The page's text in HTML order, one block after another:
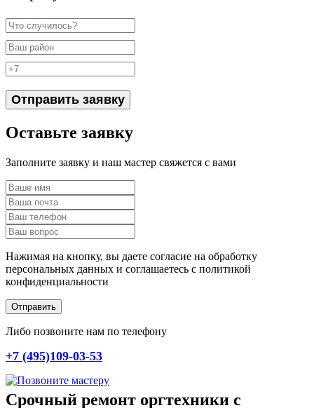
Отправить заявку
Оставьте заявку
Заполните заявку и наш мастер свяжется с вами
Нажимая на кнопку, вы даете согласие на обработку
персональных данных и соглашаетесь c политикой
конфиденциальности
Отправить
Либо позвоните нам по телефону
+7 (495)109-03-53
Срочный ремонт оргтехники с